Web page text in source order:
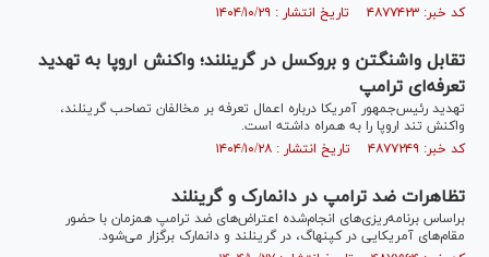
کد خبر: ۴۸۷۷۴۲۳ تاریخ انتشار : ۱۴۰۴/۱۰/۲۹
تقابل واشنگتن و بروکسل در گرینلند؛ واکنش اروپا به تهدید
تعرفه‌ای ترامپ
تهدید رئیس‌جمهور آمریکا درباره اعمال تعرفه بر مخالفان تصاحب گرینلند،
واکنش تند اروپا را به همراه داشته است.
کد خبر: ۴۸۷۷۲۴۹ تاریخ انتشار : ۱۴۰۴/۱۰/۲۸
تظاهرات ضد ترامپ در دانمارک و گرینلند
براساس برنامه‌ریزی‌های انجام‌شده اعتراض‌های ضد ترامپ همزمان با حضور
مقام‌های آمریکایی در کپنهاگ، در گرینلند و دانمارک برگزار می‌شود.